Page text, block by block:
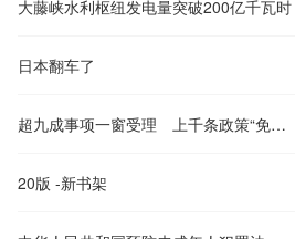
大藤峡水利枢纽发电量突破200亿千瓦时
日本翻车了
超九成事项一窗受理 上千条政策“免申即享”
20版 -新书架